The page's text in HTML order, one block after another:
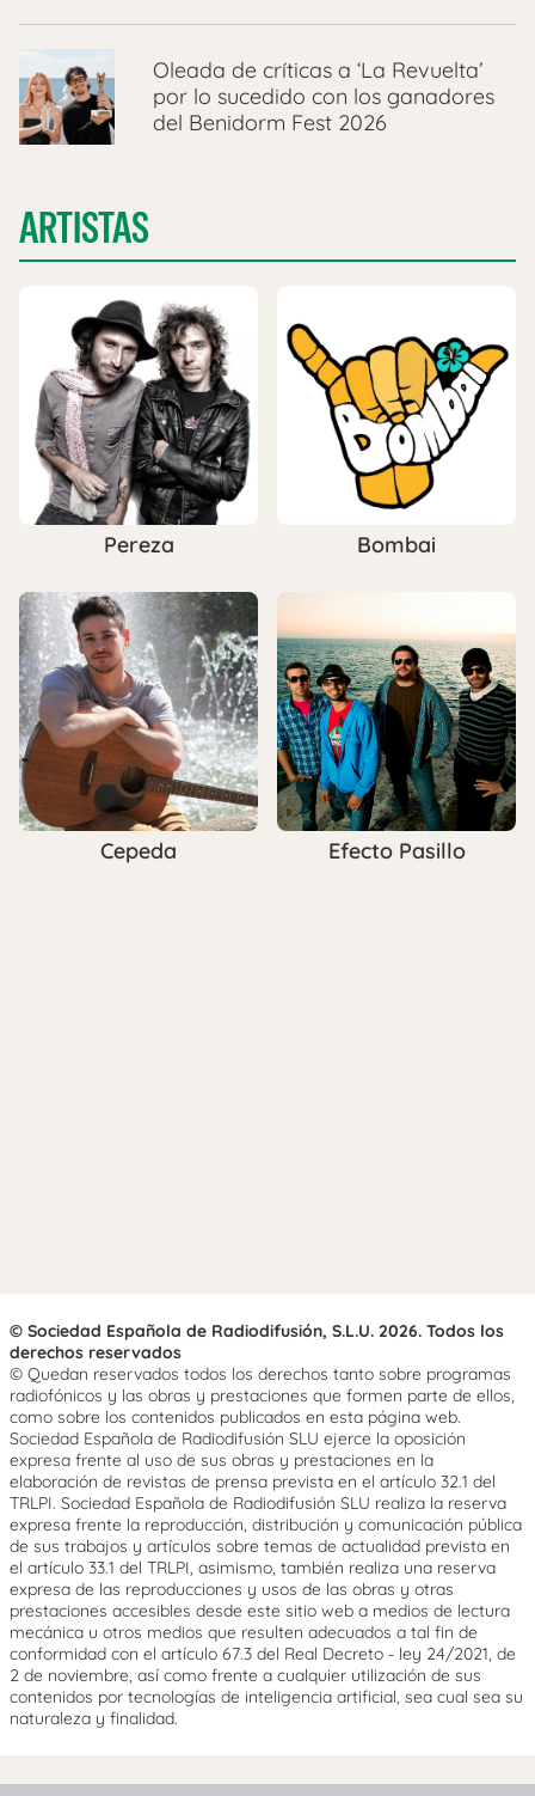
Oleada de críticas a ‘La Revuelta’
por lo sucedido con los ganadores
del Benidorm Fest 2026
ARTISTAS
Pereza Bombai
Cepeda Efecto Pasillo
© Sociedad Española de Radiodifusión, S.L.U. 2026. Todos los
derechos reservados
© Quedan reservados todos los derechos tanto sobre programas
radiofónicos y las obras y prestaciones que formen parte de ellos,
como sobre los contenidos publicados en esta página web.
Sociedad Española de Radiodifusión SLU ejerce la oposición
expresa frente al uso de sus obras y prestaciones en la
elaboración de revistas de prensa prevista en el artículo 32.1 del
TRLPI. Sociedad Española de Radiodifusión SLU realiza la reserva
expresa frente la reproducción, distribución y comunicación pública
de sus trabajos y artículos sobre temas de actualidad prevista en
el artículo 33.1 del TRLPI, asimismo, también realiza una reserva
expresa de las reproducciones y usos de las obras y otras
prestaciones accesibles desde este sitio web a medios de lectura
mecánica u otros medios que resulten adecuados a tal fin de
conformidad con el artículo 67.3 del Real Decreto - ley 24/2021, de
2 de noviembre, así como frente a cualquier utilización de sus
contenidos por tecnologías de inteligencia artificial, sea cual sea su
naturaleza y finalidad.